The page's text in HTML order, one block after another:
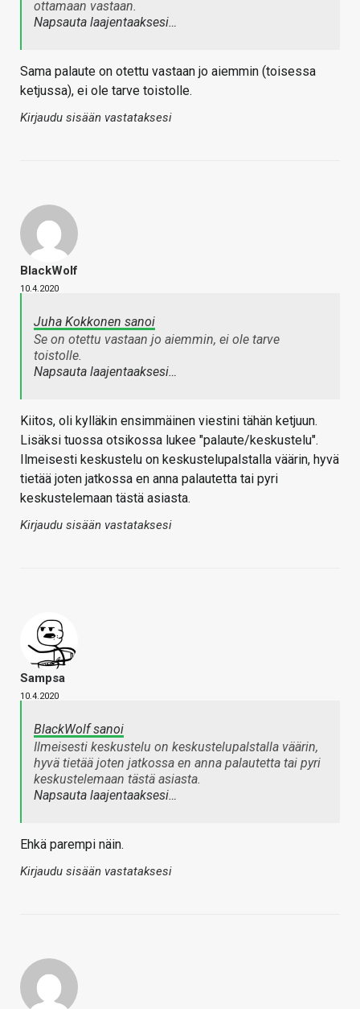
ottamaan vastaan.
Napsauta laajentaaksesi…
Sama palaute on otettu vastaan jo aiemmin (toisessa
ketjussa), ei ole tarve toistolle.
Kirjaudu sisään vastataksesi
BlackWolf
10.4.2020
Juha Kokkonen sanoi
Se on otettu vastaan jo aiemmin, ei ole tarve
toistolle.
Napsauta laajentaaksesi…
Kiitos, oli kylläkin ensimmäinen viestini tähän ketjuun.
Lisäksi tuossa otsikossa lukee "palaute/keskustelu".
Ilmeisesti keskustelu on keskustelupalstalla väärin, hyvä
tietää joten jatkossa en anna palautetta tai pyri
keskustelemaan tästä asiasta.
Kirjaudu sisään vastataksesi
Sampsa
10.4.2020
BlackWolf sanoi
Ilmeisesti keskustelu on keskustelupalstalla väärin,
hyvä tietää joten jatkossa en anna palautetta tai pyri
keskustelemaan tästä asiasta.
Napsauta laajentaaksesi…
Ehkä parempi näin.
Kirjaudu sisään vastataksesi